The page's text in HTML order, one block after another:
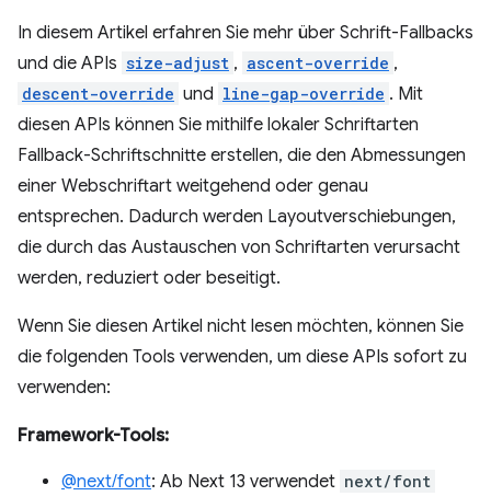
In diesem Artikel erfahren Sie mehr über Schrift-Fallbacks
und die APIs size-adjust , ascent-override ,
descent-override und line-gap-override . Mit
diesen APIs können Sie mithilfe lokaler Schriftarten
Fallback-Schriftschnitte erstellen, die den Abmessungen
einer Webschriftart weitgehend oder genau
entsprechen. Dadurch werden Layoutverschiebungen,
die durch das Austauschen von Schriftarten verursacht
werden, reduziert oder beseitigt.
Wenn Sie diesen Artikel nicht lesen möchten, können Sie
die folgenden Tools verwenden, um diese APIs sofort zu
verwenden:
Framework-Tools:
@next/font: Ab Next 13 verwendet next/font